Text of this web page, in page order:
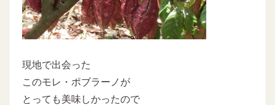
現地で出会った
このモレ・ポブラーノが
とっても美味しかったので